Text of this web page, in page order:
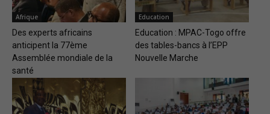
Afrique
Des experts africains
anticipent la 77ème
Assemblée mondiale de la
santé
Education
Education : MPAC-Togo offre
des tables-bancs à l’EPP
Nouvelle Marche